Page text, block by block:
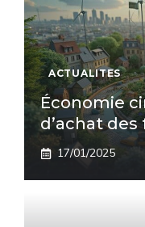
ACTUALITES
Économie
d’achat des
17/01/2025